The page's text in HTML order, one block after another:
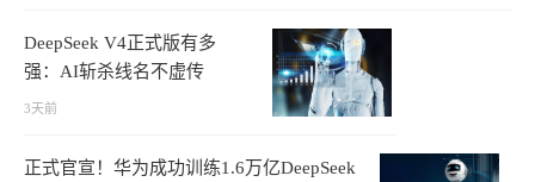
DeepSeek V4正式版有多
强：AI斩杀线名不虚传
3天前
正式官宣！华为成功训练1.6万亿DeepSeek